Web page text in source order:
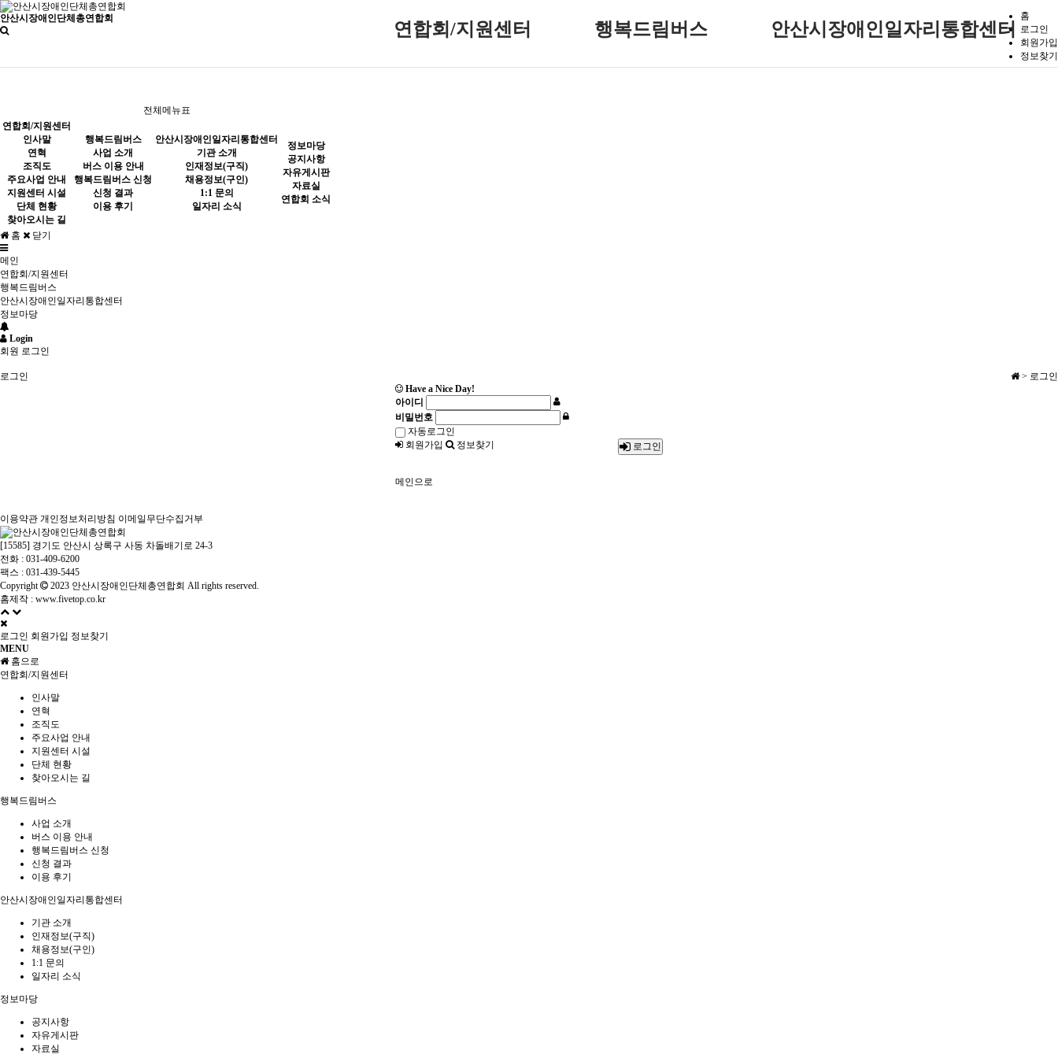
홈
로그인
회원가입
정보찾기
안산시장애인단체총연합회
연합회/지원센터 행복드림버스 안산시장애인일자리통합센터
자료실
연합회 소식
전체메뉴표
연합회/지원센터
인사말
연혁
조직도
주요사업 안내
지원센터 시설
단체 현황
찾아오시는 길
행복드림버스
사업 소개
버스 이용 안내
행복드림버스 신청
신청 결과
이용 후기
안산시장애인일자리통합센터
기관 소개
인재정보(구직)
채용정보(구인)
1:1 문의
일자리 소식
정보마당
공지사항
자유게시판
자료실
연합회 소식
홈 닫기
메인
연합회/지원센터
행복드림버스
안산시장애인일자리통합센터
정보마당
Login
회원 로그인
> 로그인
로그인
Have a Nice Day!
아이디
비밀번호
자동로그인
로그인
회원가입 정보찾기
메인으로
이용약관 개인정보처리방침 이메일무단수집거부
[15585] 경기도 안산시 상록구 사동 차돌배기로 24-3
전화 : 031-409-6200
팩스 : 031-439-5445
Copyright
2023 안산시장애인단체총연합회 All rights reserved.
홈제작 : www.fivetop.co.kr
로그인 회원가입 정보찾기
MENU
홈으로
연합회/지원센터
인사말
연혁
조직도
주요사업 안내
지원센터 시설
단체 현황
찾아오시는 길
행복드림버스
사업 소개
버스 이용 안내
행복드림버스 신청
신청 결과
이용 후기
안산시장애인일자리통합센터
기관 소개
인재정보(구직)
채용정보(구인)
1:1 문의
일자리 소식
정보마당
공지사항
자유게시판
자료실